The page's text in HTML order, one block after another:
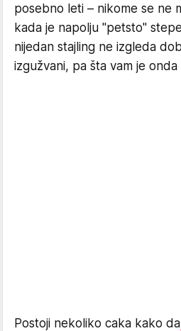
posebno leti – nikome se ne
kada je napolju "petsto"
nijedan stajling ne izgleda
izgužvani, pa šta vam je onda
Postoji nekoliko caka kako da